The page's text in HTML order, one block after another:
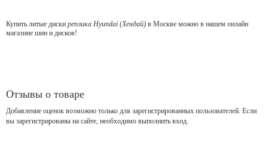
Купить литые диски реплика Hyundai (Хендай) в Москве можно в нашем онлайн
магазине шин и дисков!
Отзывы о товаре
Добавление оценок возможно только для зарегистрированных пользователей. Если
вы зарегистрированы на сайте, необходимо выполнить вход.